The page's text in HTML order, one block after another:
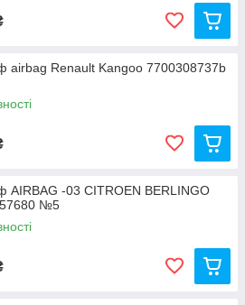
airbag Renault Kangoo 7700308737b
AIRBAG -03 CITROEN BERLINGO
№5